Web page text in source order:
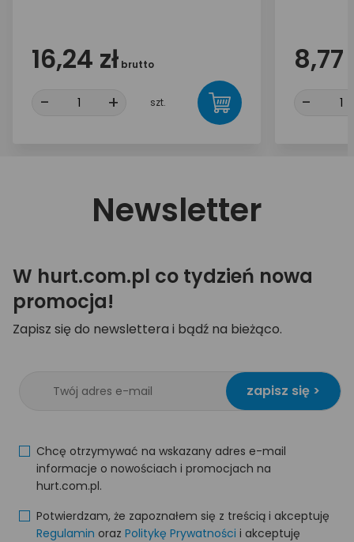
16,24 zł brutto
- + szt.
8,77
-
Newsletter
W hurt.com.pl co tydzień nowa
promocja!
Zapisz się do newslettera i bądź na bieżąco.
zapisz się >
Chcę otrzymywać na wskazany adres e-mail
informacje o nowościach i promocjach na
hurt.com.pl.
Potwierdzam, że zapoznałem się z treścią i akceptuję
Regulamin oraz Politykę Prywatności i akceptuję